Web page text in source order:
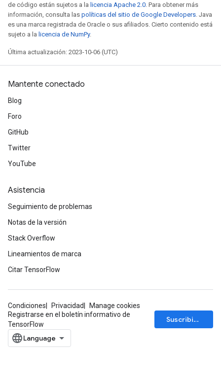
de código están sujetos a la licencia Apache 2.0. Para obtener más
información, consulta las políticas del sitio de Google Developers. Java
es una marca registrada de Oracle o sus afiliados. Cierto contenido está
sujeto a la licencia de NumPy.
Última actualización: 2023-10-06 (UTC)
Mantente conectado
Blog
Foro
GitHub
Twitter
YouTube
Asistencia
Seguimiento de problemas
Notas de la versión
Stack Overflow
Lineamientos de marca
Citar TensorFlow
Condiciones Privacidad
Manage cookies
Registrarse en el boletín informativo de
TensorFlow
Suscribirse